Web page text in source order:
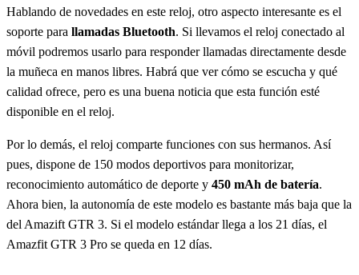
Hablando de novedades en este reloj, otro aspecto interesante es el
soporte para llamadas Bluetooth. Si llevamos el reloj conectado al
móvil podremos usarlo para responder llamadas directamente desde
la muñeca en manos libres. Habrá que ver cómo se escucha y qué
calidad ofrece, pero es una buena noticia que esta función esté
disponible en el reloj.
Por lo demás, el reloj comparte funciones con sus hermanos. Así
pues, dispone de 150 modos deportivos para monitorizar,
reconocimiento automático de deporte y 450 mAh de batería.
Ahora bien, la autonomía de este modelo es bastante más baja que la
del Amazift GTR 3. Si el modelo estándar llega a los 21 días, el
Amazfit GTR 3 Pro se queda en 12 días.